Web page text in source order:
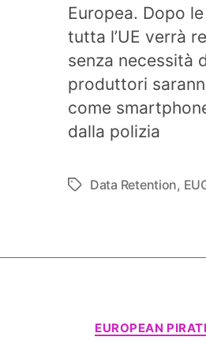
Europea. Dopo
tutta l’UE verrà
senza necessità
produttori
come
dalla polizia
Tag Data Retention,
EUROPEAN